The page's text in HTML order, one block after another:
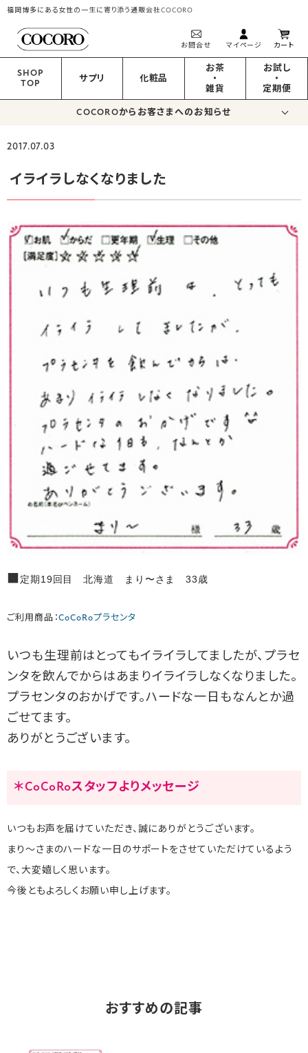
福岡博多にある女性の一生に寄り添う通販会社COCORO
お問合せ マイページ カート
SHOP
TOP
サプリ 化粧品
お茶
・
雑貨
お試し
・
定期便
COCOROからお客さまへのお知らせ
2017.07.03
イライラしなくなりました
■定期19回目 北海道 まり〜さま 33歳
ご利用商品：CoCoRoプラセンタ
いつも生理前はとってもイライラしてましたが、プラセ
ンタを飲んでからはあまりイライラしなくなりました。
プラセンタのおかげです。ハードな一日もなんとか過
ごせてます。
ありがとうございます。
＊CoCoRoスタッフよりメッセージ
いつもお声を届けていただき、誠にありがとうございます。
まり〜さまのハードな一日のサポートをさせていただけているよう
で、大変嬉しく思います。
今後ともよろしくお願い申し上げます。
おすすめの記事